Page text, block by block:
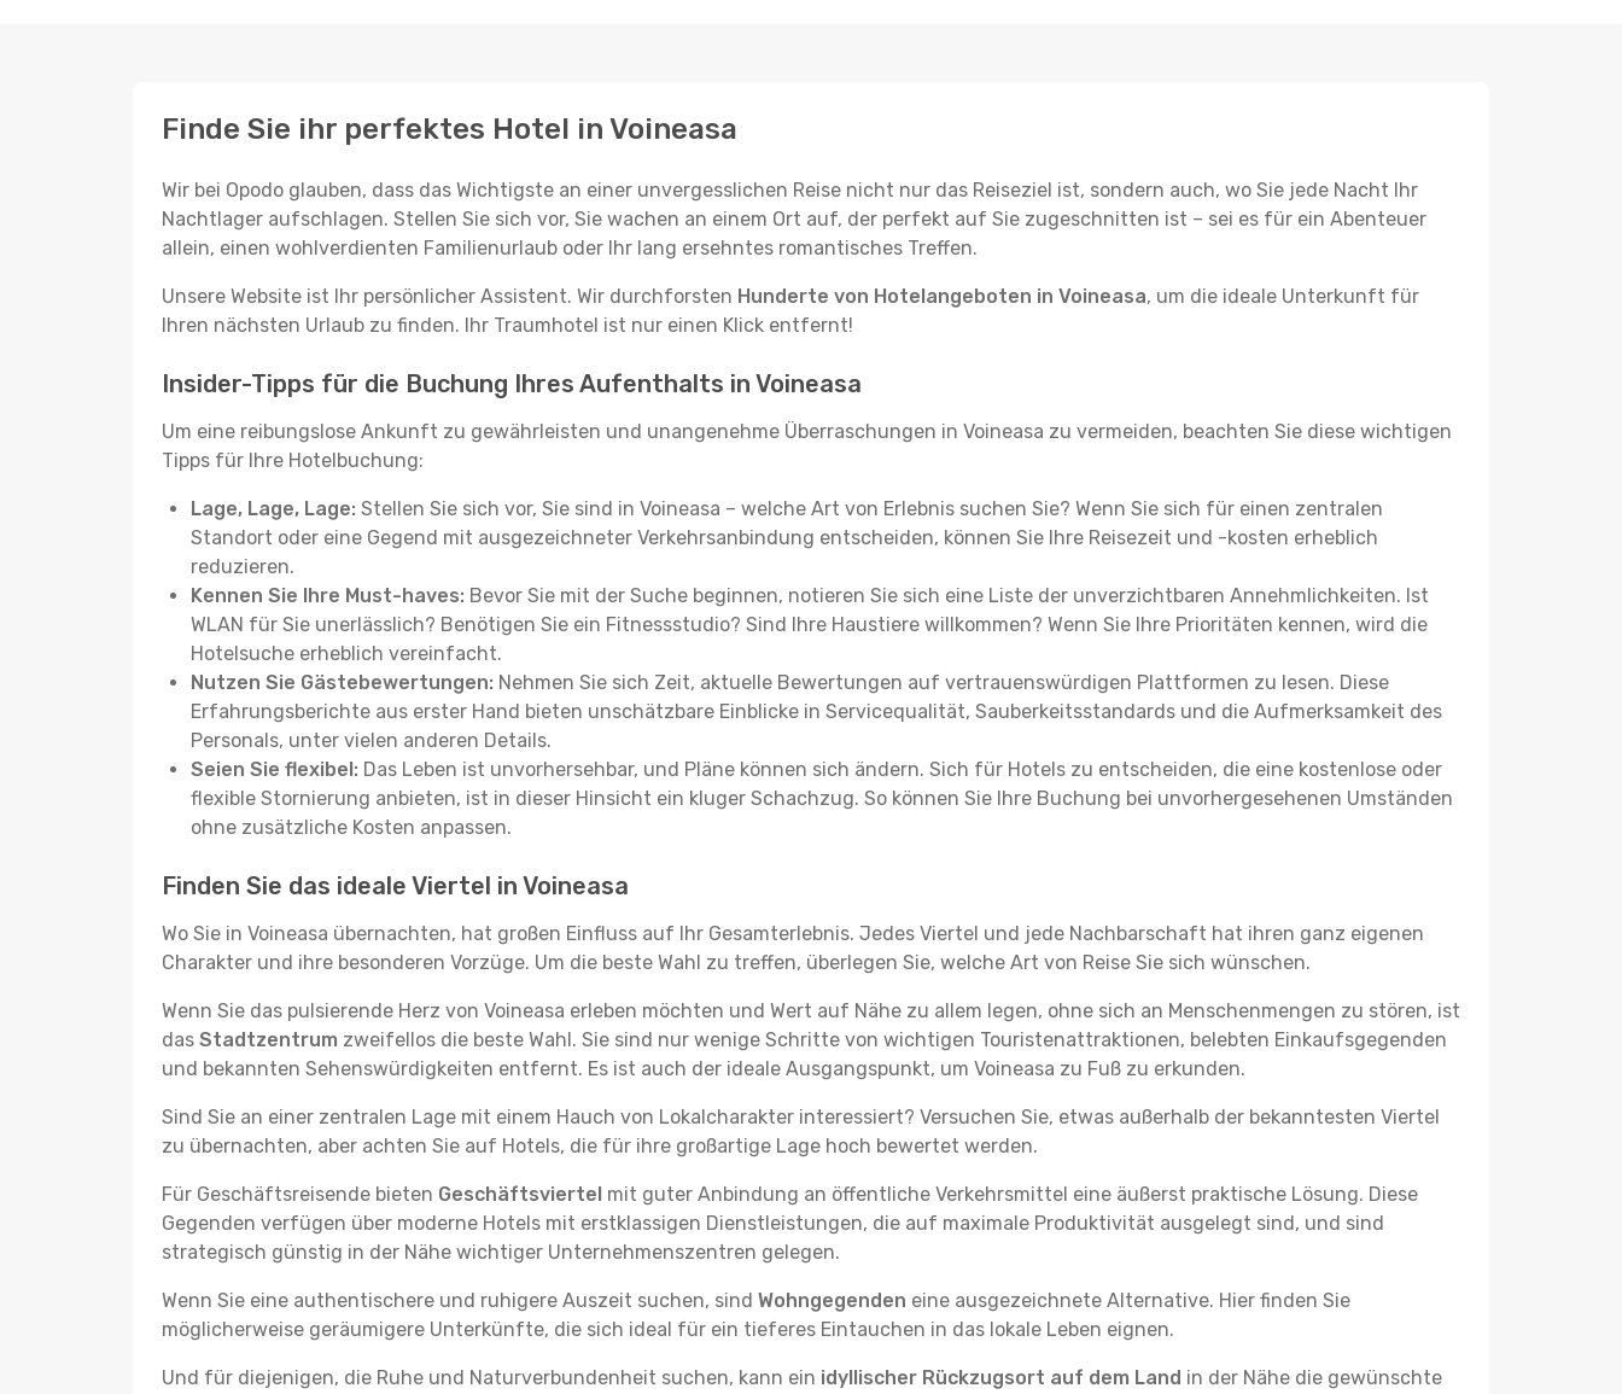
Finde Sie ihr perfektes Hotel in Voineasa
Wir bei Opodo glauben, dass das Wichtigste an einer unvergesslichen Reise nicht nur das Reiseziel ist, sondern auch, wo Sie jede Nacht Ihr
Nachtlager aufschlagen. Stellen Sie sich vor, Sie wachen an einem Ort auf, der perfekt auf Sie zugeschnitten ist – sei es für ein Abenteuer
allein, einen wohlverdienten Familienurlaub oder Ihr lang ersehntes romantisches Treffen.
Unsere Website ist Ihr persönlicher Assistent. Wir durchforsten Hunderte von Hotelangeboten in Voineasa, um die ideale Unterkunft für
Ihren nächsten Urlaub zu finden. Ihr Traumhotel ist nur einen Klick entfernt!
Insider-Tipps für die Buchung Ihres Aufenthalts in Voineasa
Um eine reibungslose Ankunft zu gewährleisten und unangenehme Überraschungen in Voineasa zu vermeiden, beachten Sie diese wichtigen
Tipps für Ihre Hotelbuchung:
Lage, Lage, Lage: Stellen Sie sich vor, Sie sind in Voineasa – welche Art von Erlebnis suchen Sie? Wenn Sie sich für einen zentralen
Standort oder eine Gegend mit ausgezeichneter Verkehrsanbindung entscheiden, können Sie Ihre Reisezeit und -kosten erheblich
reduzieren.
Kennen Sie Ihre Must-haves: Bevor Sie mit der Suche beginnen, notieren Sie sich eine Liste der unverzichtbaren Annehmlichkeiten. Ist
WLAN für Sie unerlässlich? Benötigen Sie ein Fitnessstudio? Sind Ihre Haustiere willkommen? Wenn Sie Ihre Prioritäten kennen, wird die
Hotelsuche erheblich vereinfacht.
Nutzen Sie Gästebewertungen: Nehmen Sie sich Zeit, aktuelle Bewertungen auf vertrauenswürdigen Plattformen zu lesen. Diese
Erfahrungsberichte aus erster Hand bieten unschätzbare Einblicke in Servicequalität, Sauberkeitsstandards und die Aufmerksamkeit des
Personals, unter vielen anderen Details.
Seien Sie flexibel: Das Leben ist unvorhersehbar, und Pläne können sich ändern. Sich für Hotels zu entscheiden, die eine kostenlose oder
flexible Stornierung anbieten, ist in dieser Hinsicht ein kluger Schachzug. So können Sie Ihre Buchung bei unvorhergesehenen Umständen
ohne zusätzliche Kosten anpassen.
Finden Sie das ideale Viertel in Voineasa
Wo Sie in Voineasa übernachten, hat großen Einfluss auf Ihr Gesamterlebnis. Jedes Viertel und jede Nachbarschaft hat ihren ganz eigenen
Charakter und ihre besonderen Vorzüge. Um die beste Wahl zu treffen, überlegen Sie, welche Art von Reise Sie sich wünschen.
Wenn Sie das pulsierende Herz von Voineasa erleben möchten und Wert auf Nähe zu allem legen, ohne sich an Menschenmengen zu stören, ist
das Stadtzentrum zweifellos die beste Wahl. Sie sind nur wenige Schritte von wichtigen Touristenattraktionen, belebten Einkaufsgegenden
und bekannten Sehenswürdigkeiten entfernt. Es ist auch der ideale Ausgangspunkt, um Voineasa zu Fuß zu erkunden.
Sind Sie an einer zentralen Lage mit einem Hauch von Lokalcharakter interessiert? Versuchen Sie, etwas außerhalb der bekanntesten Viertel
zu übernachten, aber achten Sie auf Hotels, die für ihre großartige Lage hoch bewertet werden.
Für Geschäftsreisende bieten Geschäftsviertel mit guter Anbindung an öffentliche Verkehrsmittel eine äußerst praktische Lösung. Diese
Gegenden verfügen über moderne Hotels mit erstklassigen Dienstleistungen, die auf maximale Produktivität ausgelegt sind, und sind
strategisch günstig in der Nähe wichtiger Unternehmenszentren gelegen.
Wenn Sie eine authentischere und ruhigere Auszeit suchen, sind Wohngegenden eine ausgezeichnete Alternative. Hier finden Sie
möglicherweise geräumigere Unterkünfte, die sich ideal für ein tieferes Eintauchen in das lokale Leben eignen.
Und für diejenigen, die Ruhe und Naturverbundenheit suchen, kann ein idyllischer Rückzugsort auf dem Land in der Nähe die gewünschte